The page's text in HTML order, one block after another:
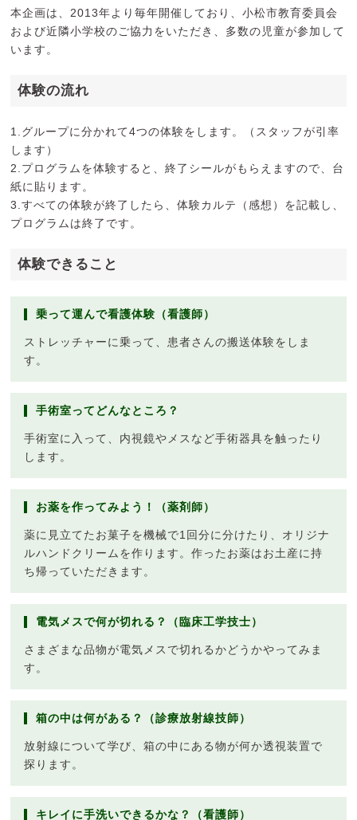
本企画は、2013年より毎年開催しており、小松市教育委員会
および近隣小学校のご協力をいただき、多数の児童が参加して
います。
体験の流れ
1.グループに分かれて4つの体験をします。（スタッフが引率
します）
2.プログラムを体験すると、終了シールがもらえますので、台
紙に貼ります。
3.すべての体験が終了したら、体験カルテ（感想）を記載し、
プログラムは終了です。
体験できること
乗って運んで看護体験（看護師）
ストレッチャーに乗って、患者さんの搬送体験をしま
す。
手術室ってどんなところ？
手術室に入って、内視鏡やメスなど手術器具を触ったり
します。
お薬を作ってみよう！（薬剤師）
薬に見立てたお菓子を機械で1回分に分けたり、オリジナ
ルハンドクリームを作ります。作ったお薬はお土産に持
ち帰っていただきます。
電気メスで何が切れる？（臨床工学技士）
さまざまな品物が電気メスで切れるかどうかやってみま
す。
箱の中は何がある？（診療放射線技師）
放射線について学び、箱の中にある物が何か透視装置で
探ります。
キレイに手洗いできるかな？（看護師）